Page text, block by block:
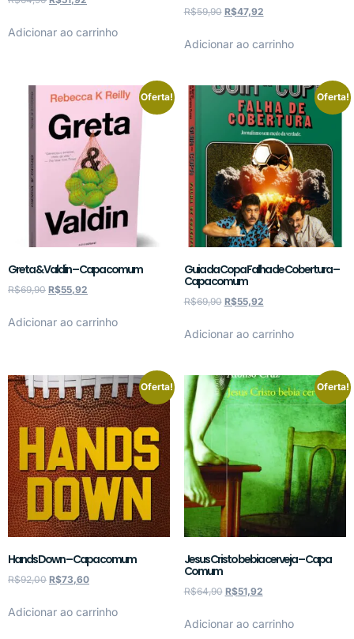
Adicionar ao carrinho
R$59,90 R$47,92
Adicionar ao carrinho
Oferta!
Greta & Valdin – Capa comum
R$69,90 R$55,92
Adicionar ao carrinho
Oferta!
Guia da Copa Falha de Cobertura –
Capa comum
R$69,90 R$55,92
Adicionar ao carrinho
Oferta!
Hands Down – Capa comum
R$92,00 R$73,60
Adicionar ao carrinho
Oferta!
Jesus Cristo bebia cerveja – Capa
Comum
R$64,90 R$51,92
Adicionar ao carrinho